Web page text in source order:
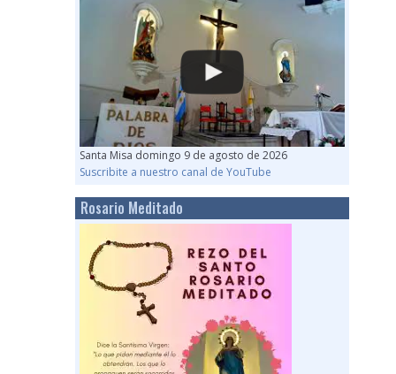
Santa Misa domingo 9 de agosto de 2026
Suscribite a nuestro canal de YouTube
Rosario Meditado